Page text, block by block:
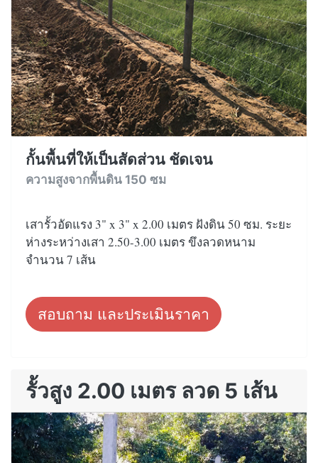
กั้นพื้นที่ให้เป็นสัดส่วน ชัดเจน
ความสูงจากพื้นดิน 150 ซม
เสารั้วอัดแรง 3" x 3" x 2.00 เมตร ฝังดิน 50 ซม. ระยะ
ห่างระหว่างเสา 2.50-3.00 เมตร ขึงลวดหนาม
จำนวน 7 เส้น
สอบถาม และประเมินราคา
รั้วสูง 2.00 เมตร ลวด 5 เส้น